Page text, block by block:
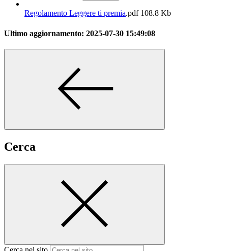
Regolamento Leggere ti premia.pdf108.8 Kb
Ultimo aggiornamento: 2025-07-30 15:49:08
Cerca